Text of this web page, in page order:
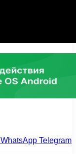
WhatsApp Telegram